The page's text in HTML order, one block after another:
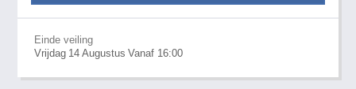
Einde veiling
Vrijdag 14 Augustus Vanaf 16:00